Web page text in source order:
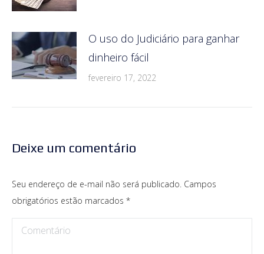
O uso do Judiciário para ganhar
dinheiro fácil
fevereiro 17, 2022
Deixe um comentário
Seu endereço de e-mail não será publicado. Campos
obrigatórios estão marcados *
Comentário